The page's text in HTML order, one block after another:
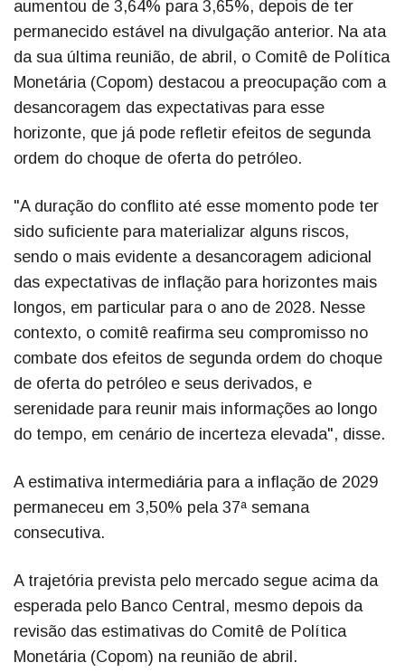
aumentou de 3,64% para 3,65%, depois de ter
permanecido estável na divulgação anterior. Na ata
da sua última reunião, de abril, o Comitê de Política
Monetária (Copom) destacou a preocupação com a
desancoragem das expectativas para esse
horizonte, que já pode refletir efeitos de segunda
ordem do choque de oferta do petróleo.
"A duração do conflito até esse momento pode ter
sido suficiente para materializar alguns riscos,
sendo o mais evidente a desancoragem adicional
das expectativas de inflação para horizontes mais
longos, em particular para o ano de 2028. Nesse
contexto, o comitê reafirma seu compromisso no
combate dos efeitos de segunda ordem do choque
de oferta do petróleo e seus derivados, e
serenidade para reunir mais informações ao longo
do tempo, em cenário de incerteza elevada", disse.
A estimativa intermediária para a inflação de 2029
permaneceu em 3,50% pela 37ª semana
consecutiva.
A trajetória prevista pelo mercado segue acima da
esperada pelo Banco Central, mesmo depois da
revisão das estimativas do Comitê de Política
Monetária (Copom) na reunião de abril.